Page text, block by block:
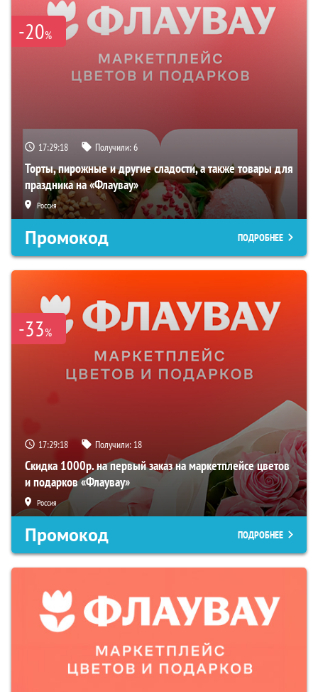
-20%
17:29:17 Получили:6
Торты, пирожные и другие сладости, а также товары для
праздника на «Флаувау»
Россия
Промокод ПОДРОБНЕЕ
-33%
17:29:17 Получили: 18
Скидка 1000р. на первый заказ на маркетплейсе цветов
и подарков «Флаувау»
Россия
Промокод ПОДРОБНЕЕ